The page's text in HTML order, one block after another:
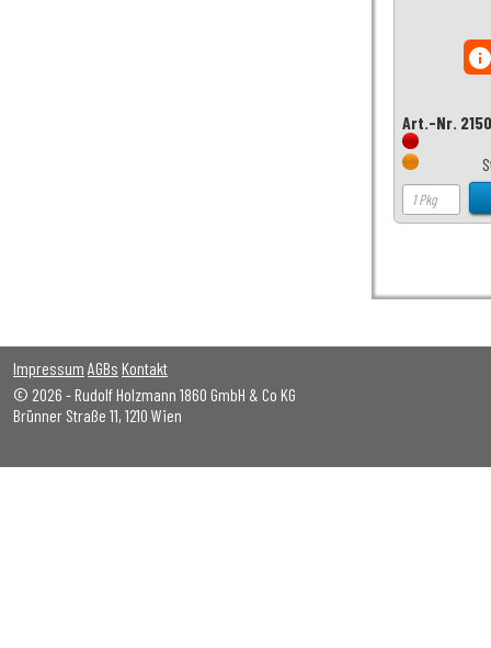
Art.-Nr.
Impressum AGBs Kontakt
© 2026 - Rudolf Holzmann 1860 GmbH & Co KG
Brünner Straße 11, 1210 Wien